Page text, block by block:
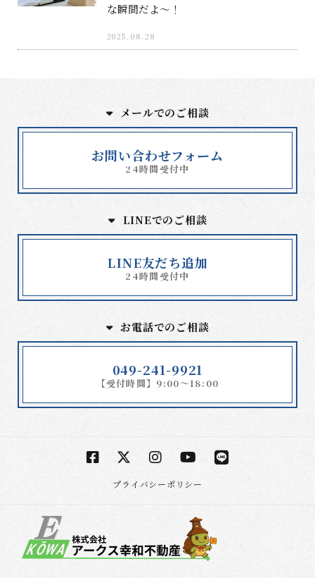
な瞬間だよ〜！
2025.08.28
メールでのご相談
お問い合わせフォーム
24時間受付中
LINEでのご相談
LINE友だち追加
24時間受付中
お電話でのご相談
049-241-9921
【受付時間】9:00～18:00
プライバシーポリシー